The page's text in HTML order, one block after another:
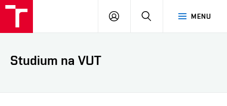
MENU
PŘIHLÁSIT
Studium na VUT